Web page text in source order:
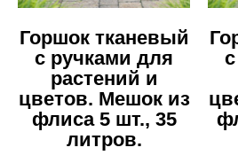
Горшок тканевый
с ручками для
растений и
цветов. Мешок из
флиса 5 шт., 35
литров.